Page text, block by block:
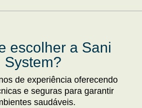
escolher a Sani
System?
de experiência oferecendo
e seguras para garantir
saudáveis.